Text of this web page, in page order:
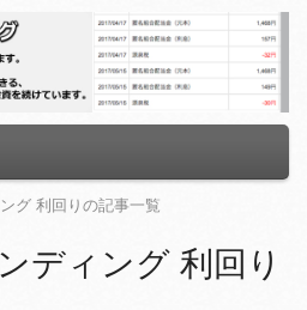
ンディング
グ 利回りの記事一覧
ディング 利回り